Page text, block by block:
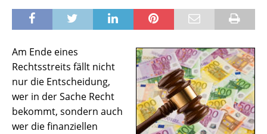
Am Ende eines
Rechtsstreits fällt nicht
nur die Entscheidung,
wer in der Sache Recht
bekommt, sondern auch
wer die finanziellen